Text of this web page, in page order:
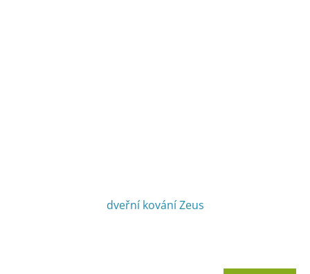
dveřní kování Zeus